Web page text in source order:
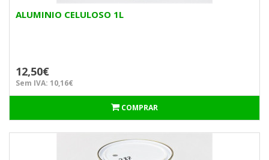
ALUMINIO CELULOSO 1L
12,50€
Sem IVA: 10,16€
COMPRAR